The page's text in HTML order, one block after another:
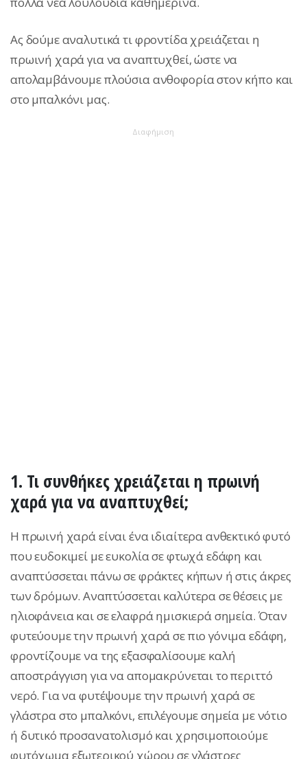
Ας δούμε αναλυτικά τι φροντίδα χρειάζεται η
πρωινή χαρά για να αναπτυχθεί, ώστε να
απολαμβάνουμε πλούσια ανθοφορία στον κήπο και
στο μπαλκόνι μας.
Διαφήμιση
1. Τι συνθήκες χρειάζεται η πρωινή
χαρά για να αναπτυχθεί;
Η πρωινή χαρά είναι ένα ιδιαίτερα ανθεκτικό φυτό
που ευδοκιμεί με ευκολία σε φτωχά εδάφη και
αναπτύσσεται πάνω σε φράκτες κήπων ή στις άκρες
των δρόμων. Αναπτύσσεται καλύτερα σε θέσεις με
ηλιοφάνεια και σε ελαφρά ημισκιερά σημεία. Όταν
φυτεύουμε την πρωινή χαρά σε πιο γόνιμα εδάφη,
φροντίζουμε να της εξασφαλίσουμε καλή
αποστράγγιση για να απομακρύνεται το περιττό
νερό. Για να φυτέψουμε την πρωινή χαρά σε
γλάστρα στο μπαλκόνι, επιλέγουμε σημεία με νότιο
ή δυτικό προσανατολισμό και χρησιμοποιούμε
φυτόχωμα εξωτερικού χώρου σεγλάστρες